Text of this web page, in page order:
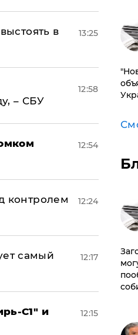
в
13:25
– СБУ
12:58
12:54
контролем
12:24
самый
12:17
С1" и
12:15